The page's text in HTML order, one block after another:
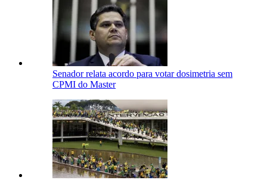
Senador relata acordo para votar dosimetria sem
CPMI do Master